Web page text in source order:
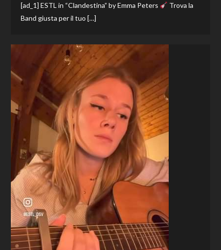
[ad_1] ESTL in “Clandestina” by Emma Peters
Trova la
Band giusta per il tuo […]